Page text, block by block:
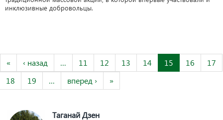
инклюзивные добровольцы.
« ‹ назад … 11 12 13 14 15 16
17
18
19 … вперед › »
Таганай Дзен